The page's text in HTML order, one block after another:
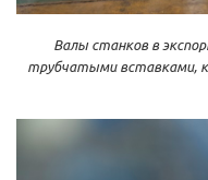
Валы станков в
трубчатыми вставками,